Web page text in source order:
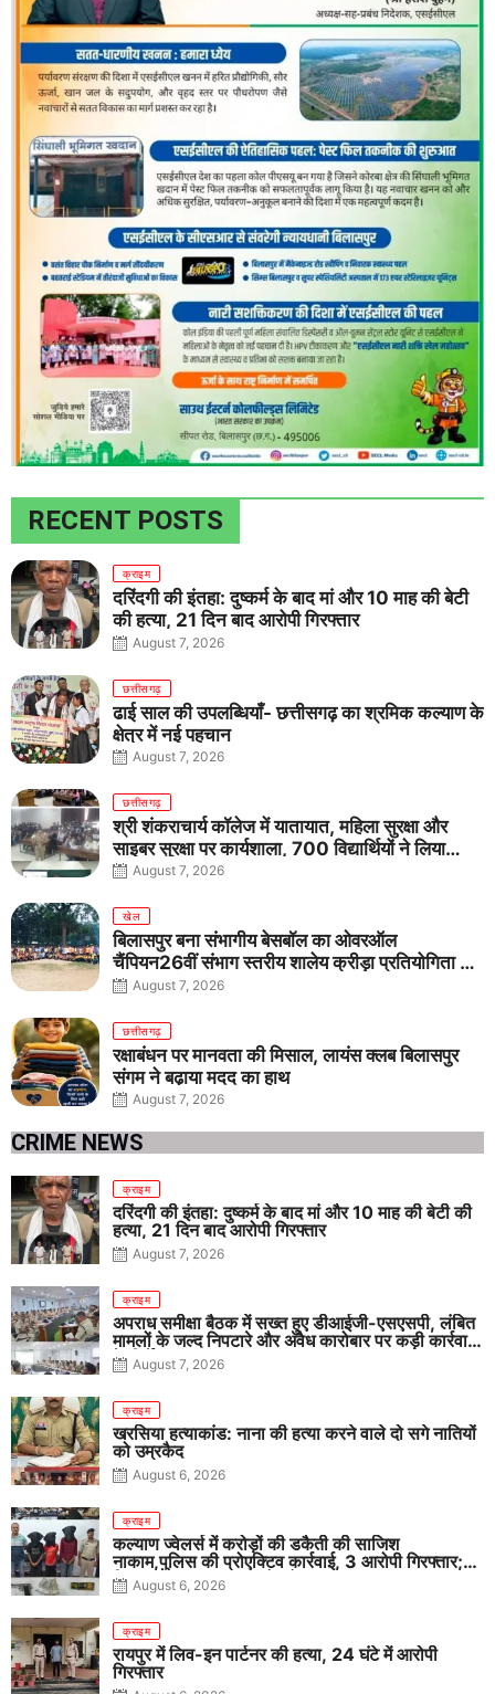
RECENT POSTS
क्राइम
दरिंदगी की इंतहा: दुष्कर्म के बाद मां और 10 माह की बेटी
की हत्या, 21 दिन बाद आरोपी गिरफ्तार
August 7, 2026
छत्तीसगढ़
ढाई साल की उपलब्धियाँ- छत्तीसगढ़ का श्रमिक कल्याण के
क्षेत्र में नई पहचान
August 7, 2026
छत्तीसगढ़
श्री शंकराचार्य कॉलेज में यातायात, महिला सुरक्षा और
साइबर सुरक्षा पर कार्यशाला, 700 विद्यार्थियों ने लिया
जागरूकता का संकल्प
August 7, 2026
खेल
बिलासपुर बना संभागीय बेसबॉल का ओवरऑल
चैंपियन26वीं संभाग स्तरीय शालेय क्रीड़ा प्रतियोगिता में
तीनों आयु वर्गों में शानदार प्रदर्शन
August 7, 2026
छत्तीसगढ़
रक्षाबंधन पर मानवता की मिसाल, लायंस क्लब बिलासपुर
संगम ने बढ़ाया मदद का हाथ
August 7, 2026
CRIME NEWS
क्राइम
दरिंदगी की इंतहा: दुष्कर्म के बाद मां और 10 माह की बेटी की
हत्या, 21 दिन बाद आरोपी गिरफ्तार
August 7, 2026
क्राइम
अपराध समीक्षा बैठक में सख्त हुए डीआईजी-एसएसपी, लंबित
मामलों के जल्द निपटारे और अवैध कारोबार पर कड़ी कार्रवाई
के निर्देश
August 7, 2026
क्राइम
खरसिया हत्याकांड: नाना की हत्या करने वाले दो सगे नातियों
को उम्रकैद
August 6, 2026
क्राइम
कल्याण ज्वेलर्स में करोड़ों की डकैती की साजिश
नाकाम,पुलिस की प्रोएक्टिव कार्रवाई, 3 आरोपी गिरफ्तार;
पिस्टल, कारतूस, चाकू और मोबाइल बरामद
August 6, 2026
क्राइम
रायपुर में लिव-इन पार्टनर की हत्या, 24 घंटे में आरोपी
गिरफ्तार